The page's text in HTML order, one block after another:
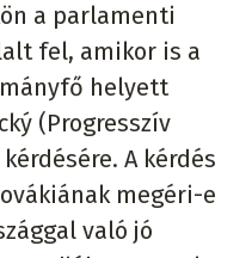
a parlamenti
fel, amikor is a
helyett
(Progresszív
A kérdés
megéri-e
való jó